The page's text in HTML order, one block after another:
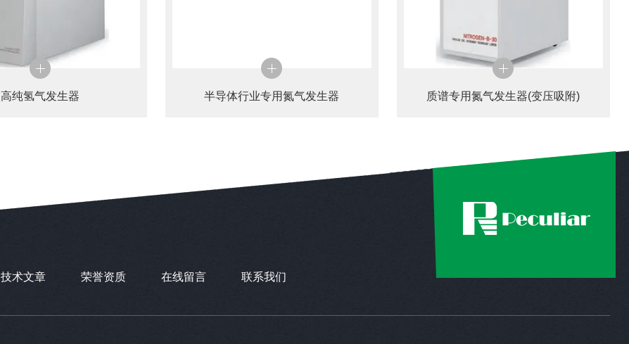
高纯氢气发生器 半导体行业专用氮气发生器 质谱专用氮气发生器(变压吸附)
技术文章 荣誉资质 在线留言 联系我们